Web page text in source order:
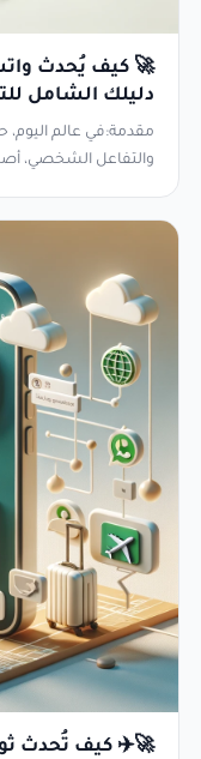
🚀 كيف يُحدث
دليلك الشامل
مقدمة:في عالم اليوم،
والتفاعل الشخصي،
🚀✈️ كيف تُحدث